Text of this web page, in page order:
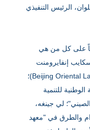
الرئيس التنفيذي
على كل من هي
إنفايرومنت
ليمتد" (Beijing Oriental Landscape Environment Limited)؛
للتنمية
لي جينغه،
والطرق في "معهد